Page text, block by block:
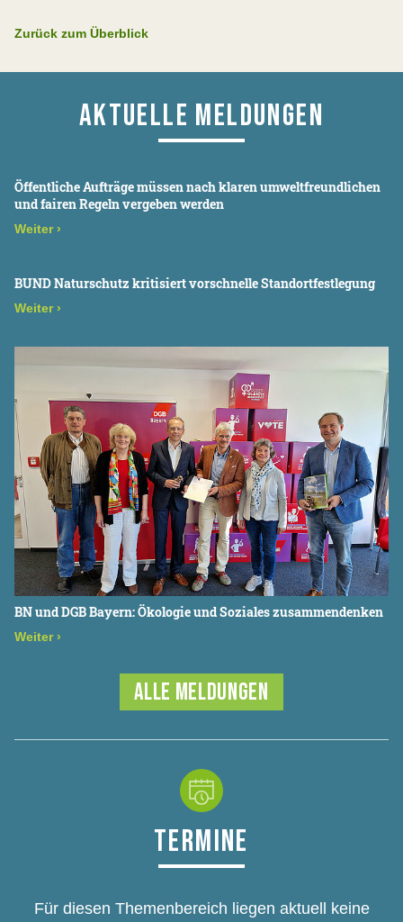
Zurück zum Überblick
AKTUELLE MELDUNGEN
Öffentliche Aufträge müssen nach klaren umweltfreundlichen
und fairen Regeln vergeben werden
Weiter ›
BUND Naturschutz kritisiert vorschnelle Standortfestlegung
Weiter ›
BN und DGB Bayern: Ökologie und Soziales zusammendenken
Weiter ›
ALLE MELDUNGEN
TERMINE
Für diesen Themenbereich liegen aktuell keine